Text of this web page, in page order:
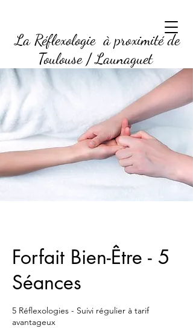
La Réflexologie à proximité de
Toulouse / Launaguet
Forfait Bien-Être - 5
Séances
5 Réflexologies - Suivi régulier à tarif
avantageux